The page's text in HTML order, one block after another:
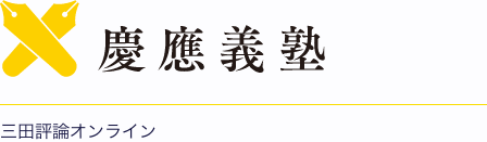
三田評論オンライン
【特集：動物園を考える】座談会：問い直される動物園の